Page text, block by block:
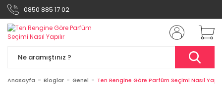
0850 885 17 02
Anasayfa Bloglar Genel Ten Rengine Göre Parfüm Seçimi Nasıl